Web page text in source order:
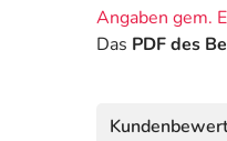
Angaben gem.
Das PDF des